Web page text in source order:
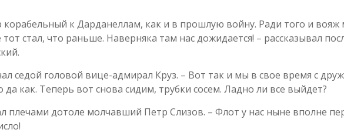
корабельный к Дарданеллам, как и в прошлую войну. Ради того и вояж
стал, что раньше. Наверняка там нас дожидается! – рассказывал
седой головой вице-адмирал Круз. – Вот так и мы в свое время с
как. Теперь вот снова сидим, трубки сосем. Ладно ли все выйдет?
плечами дотоле молчавший Петр Слизов. – Флот у нас ныне вполне